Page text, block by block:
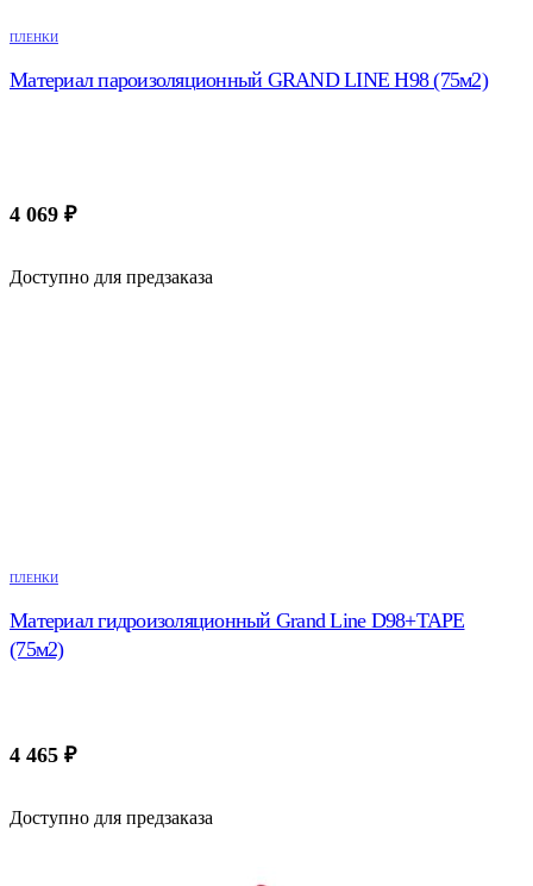
ПЛЕНКИ
Материал пароизоляционный GRAND LINE Н98 (75м2)
4 069 ₽
Доступно для предзаказа
ПЛЕНКИ
Материал гидроизоляционный Grand Line D98+TAPE
(75м2)
4 465 ₽
Доступно для предзаказа